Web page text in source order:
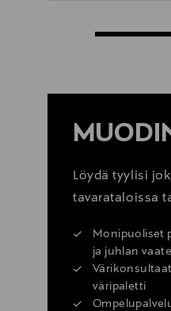
Löydä tyylisi
tavarataloissa
Monipuoliset
ja juhlan
väripaletti